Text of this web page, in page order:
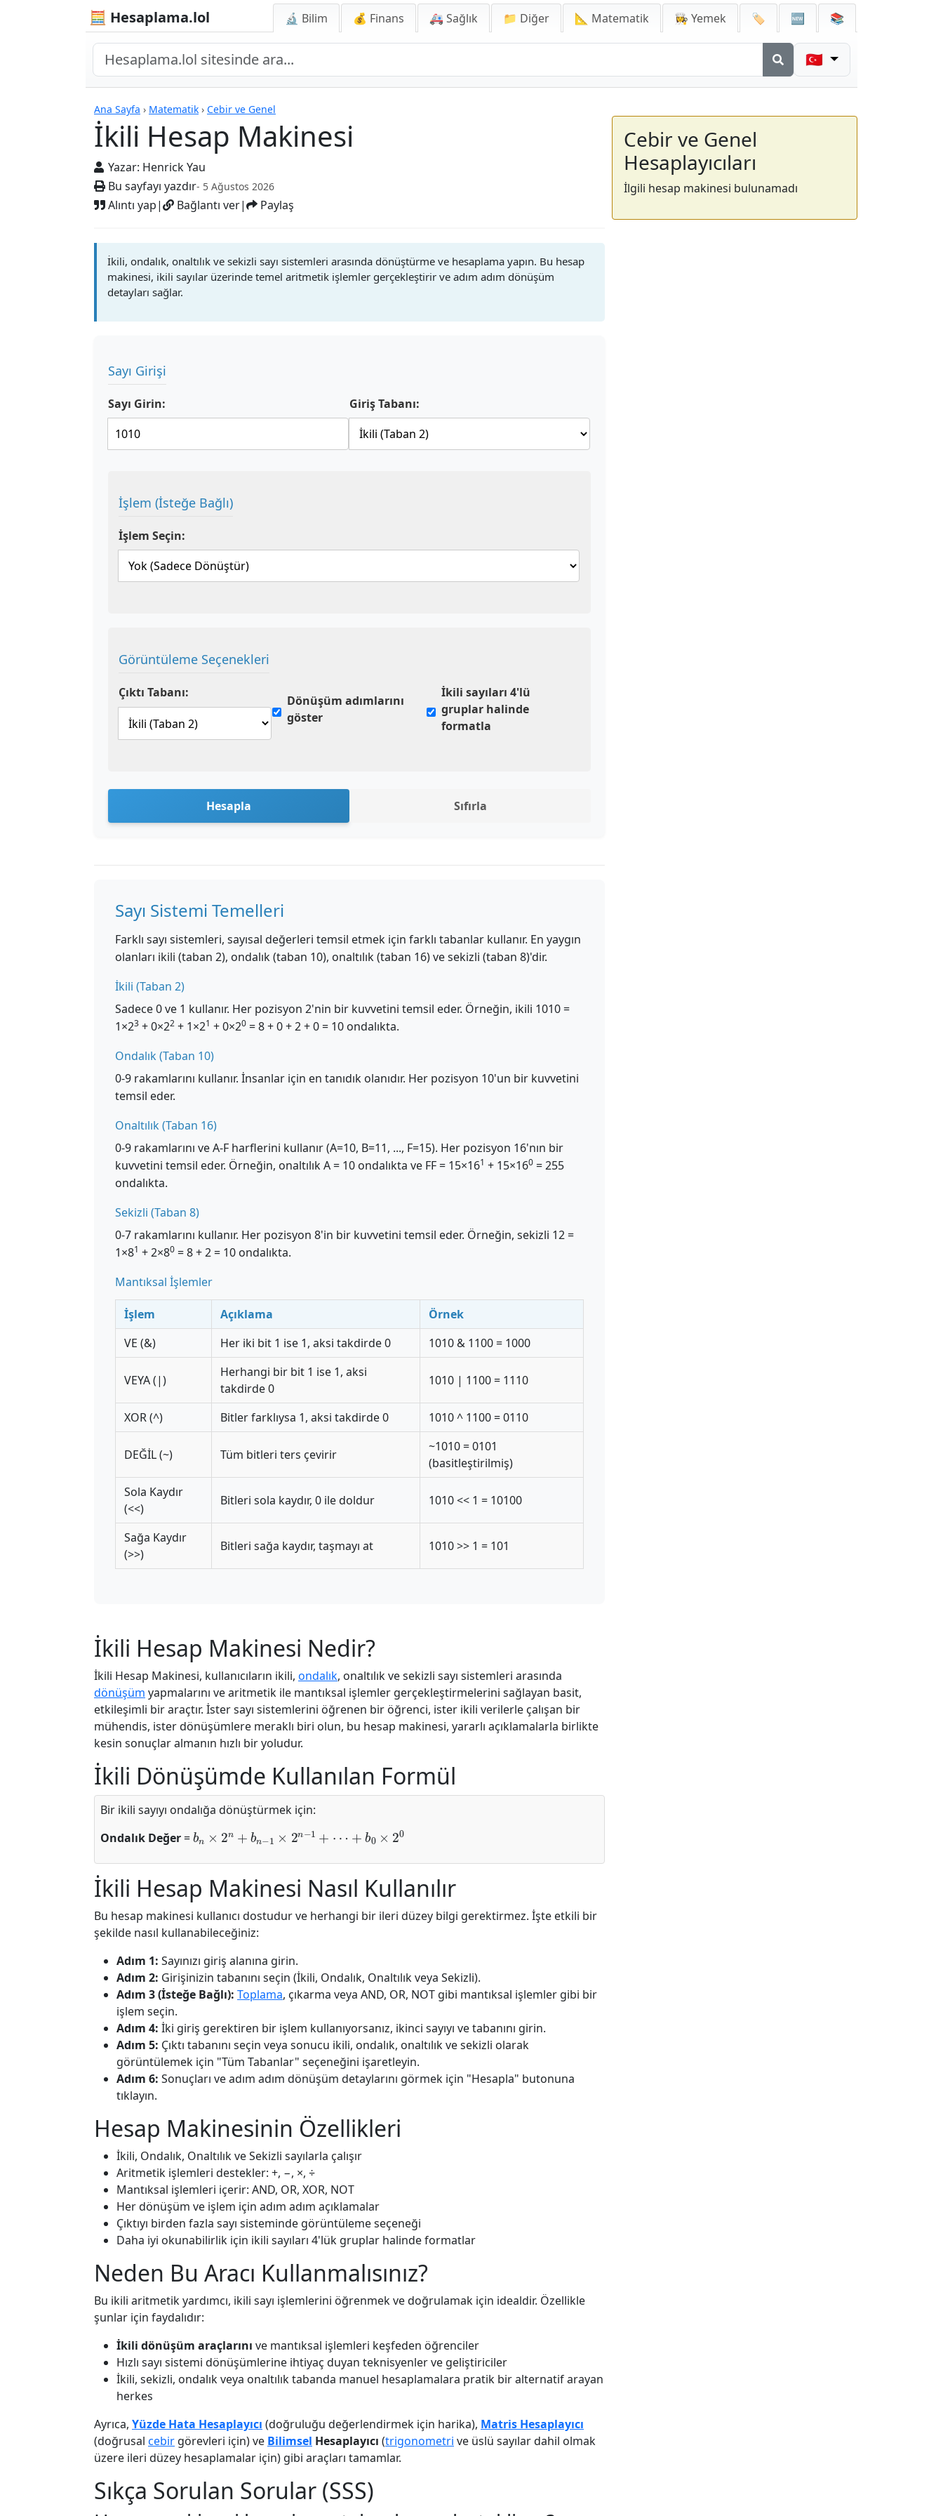
🧮 Hesaplama.lol 🔬 Bilim 💰 Finans 🚑 Sağlık 📁 Diğer 📐 Matematik 👩‍🍳 Yemek 🏷️ 🆕 📚
🇹🇷
Ana Sayfa › Matematik › Cebir ve Genel
İkili Hesap Makinesi
Yazar: Henrick Yau
Bu sayfayı yazdır- 5 Ağustos 2026
Alıntı yap| Bağlantı ver| Paylaş
Hesap Makineleri
İkili, ondalık, onaltılık ve sekizli sayı sistemleri arasında dönüştürme ve hesaplama yapın. Bu hesap
makinesi, ikili sayılar üzerinde temel aritmetik işlemler gerçekleştirir ve adım adım dönüşüm
detayları sağlar.
Sayı Girişi
Sayı Girin: Giriş Tabanı:
İşlem (İsteğe Bağlı)
İşlem Seçin:
Görüntüleme Seçenekleri
Çıktı Tabanı:
Dönüşüm adımlarını
göster
İkili sayıları 4'lü
gruplar halinde
formatla
Hesapla Sıfırla
Sayı Sistemi Temelleri
Farklı sayı sistemleri, sayısal değerleri temsil etmek için farklı tabanlar kullanır. En yaygın
olanları ikili (taban 2), ondalık (taban 10), onaltılık (taban 16) ve sekizli (taban 8)'dir.
İkili (Taban 2)
Sadece 0 ve 1 kullanır. Her pozisyon 2'nin bir kuvvetini temsil eder. Örneğin, ikili 1010 =
1×23 + 0×22 + 1×21 + 0×20 = 8 + 0 + 2 + 0 = 10 ondalıkta.
Ondalık (Taban 10)
0-9 rakamlarını kullanır. İnsanlar için en tanıdık olanıdır. Her pozisyon 10'un bir kuvvetini
temsil eder.
Onaltılık (Taban 16)
0-9 rakamlarını ve A-F harflerini kullanır (A=10, B=11, ..., F=15). Her pozisyon 16'nın bir
kuvvetini temsil eder. Örneğin, onaltılık A = 10 ondalıkta ve FF = 15×161 + 15×160 = 255
ondalıkta.
Sekizli (Taban 8)
0-7 rakamlarını kullanır. Her pozisyon 8'in bir kuvvetini temsil eder. Örneğin, sekizli 12 =
1×81 + 2×80 = 8 + 2 = 10 ondalıkta.
Mantıksal İşlemler
İşlem Açıklama
Örnek
VE (&)
Her iki bit 1 ise 1, aksi takdirde 0 1010 & 1100 = 1000
VEYA (|)
Herhangi bir bit 1 ise 1, aksi
takdirde 0
1010 | 1100 = 1110
XOR (^) Bitler farklıysa 1, aksi takdirde 0 1010 ^ 1100 = 0110
DEĞİL (~) Tüm bitleri ters çevirir
~1010 = 0101
(basitleştirilmiş)
Sola Kaydır
(<<)
Bitleri sola kaydır, 0 ile doldur 1010 << 1 = 10100
Sağa Kaydır
(>>)
Bitleri sağa kaydır, taşmayı at 1010 >> 1 = 101
İkili Hesap Makinesi Nedir?
İkili Hesap Makinesi, kullanıcıların ikili, ondalık, onaltılık ve sekizli sayı sistemleri arasında
dönüşüm yapmalarını ve aritmetik ile mantıksal işlemler gerçekleştirmelerini sağlayan basit,
etkileşimli bir araçtır. İster sayı sistemlerini öğrenen bir öğrenci, ister ikili verilerle çalışan bir
mühendis, ister dönüşümlere meraklı biri olun, bu hesap makinesi, yararlı açıklamalarla birlikte
kesin sonuçlar almanın hızlı bir yoludur.
İkili Dönüşümde Kullanılan Formül
Bir ikili sayıyı ondalığa dönüştürmek için:
Ondalık Değer=
b n 1 ×
İkili Hesap Makinesi Nasıl Kullanılır
Bu hesap makinesi kullanıcı dostudur ve herhangi bir ileri düzey bilgi gerektirmez. İşte etkili bir
şekilde nasıl kullanabileceğiniz:
Adım 1: Sayınızı giriş alanına girin.
Adım 2: Girişinizin tabanını seçin (İkili, Ondalık, Onaltılık veya Sekizli).
Adım 3 (İsteğe Bağlı): Toplama, çıkarma veya AND, OR, NOT gibi mantıksal işlemler gibi bir
işlem seçin.
Adım 4: İki giriş gerektiren bir işlem kullanıyorsanız, ikinci sayıyı ve tabanını girin.
Adım 5: Çıktı tabanını seçin veya sonucu ikili, ondalık, onaltılık ve sekizli olarak
görüntülemek için "Tüm Tabanlar" seçeneğini işaretleyin.
Adım 6: Sonuçları ve adım adım dönüşüm detaylarını görmek için "Hesapla" butonuna
tıklayın.
Hesap Makinesinin Özellikleri
İkili, Ondalık, Onaltılık ve Sekizli sayılarla çalışır
Aritmetik işlemleri destekler: +, −, ×, ÷
Mantıksal işlemleri içerir: AND, OR, XOR, NOT
Her dönüşüm ve işlem için adım adım açıklamalar
Çıktıyı birden fazla sayı sisteminde görüntüleme seçeneği
Daha iyi okunabilirlik için ikili sayıları 4'lük gruplar halinde formatlar
Neden Bu Aracı Kullanmalısınız?
Bu ikili aritmetik yardımcı, ikili sayı işlemlerini öğrenmek ve doğrulamak için idealdir. Özellikle
şunlar için faydalıdır:
İkili dönüşüm araçlarını ve mantıksal işlemleri keşfeden öğrenciler
Hızlı sayı sistemi dönüşümlerine ihtiyaç duyan teknisyenler ve geliştiriciler
İkili, sekizli, ondalık veya onaltılık tabanda manuel hesaplamalara pratik bir alternatif arayan
herkes
Ayrıca, Yüzde Hata Hesaplayıcı (doğruluğu değerlendirmek için harika), Matris Hesaplayıcı
(doğrusal cebir görevleri için) ve Bilimsel Hesaplayıcı (trigonometri ve üslü sayılar dahil olmak
üzere ileri düzey hesaplamalar için) gibi araçları tamamlar.
Sıkça Sorulan Sorular (SSS)
Cebir ve Genel
Hesaplayıcıları
İlgili hesap makinesi bulunamadı